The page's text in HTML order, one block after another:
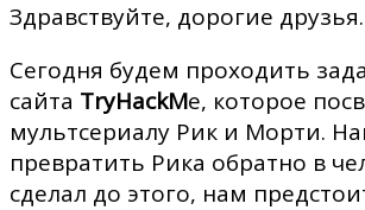
Здравствуйте, дорогие друзья.
Сегодня будем проходить
сайта TryHackMe, которое
мультсериалу Рик и Морти.
превратить Рика обратно в
сделал до этого, нам